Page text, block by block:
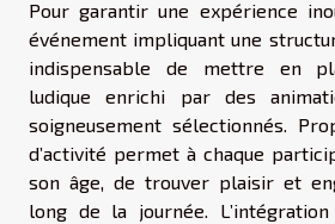
Pour garantir une expérience
événement impliquant une
indispensable de mettre en
ludique enrichi par des
soigneusement sélectionnés.
d’activité permet à chaque
son âge, de trouver plaisir et
long de la journée.